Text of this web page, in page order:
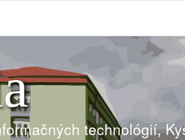
technológií,